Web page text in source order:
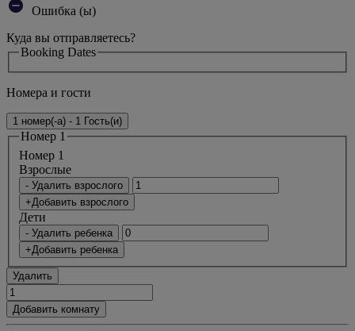
Ошибка (ы)
Куда вы отправляетесь?
Booking Dates
Номера и гости
1 номер(-а) - 1 Гость(и)
Номер 1
Номер 1
Bзрослые
- Удалить взрослого
+Добавить взрослого
Дети
- Удалить ребенка
+Добавить ребенка
Удалить
Добавить комнату